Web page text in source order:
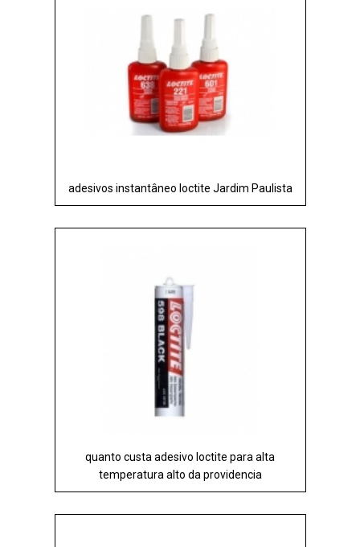
adesivos instantâneo loctite Jardim Paulista
quanto custa adesivo loctite para alta
temperatura alto da providencia